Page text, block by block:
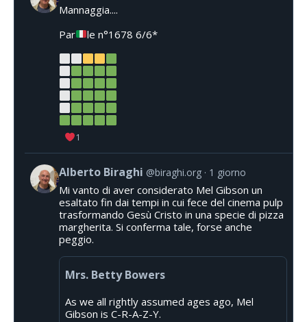
Mannaggia....
Par
le n°1678 6/6*
1
Alberto Biraghi @biraghi.org 1 giorno
Mi vanto di aver considerato Mel Gibson un
esaltato fin dai tempi in cui fece del cinema pulp
trasformando Gesù Cristo in una specie di pizza
margherita. Si conferma tale, forse anche
peggio.
Mrs. Betty Bowers
As we all rightly assumed ages ago, Mel
Gibson is C-R-A-Z-Y.